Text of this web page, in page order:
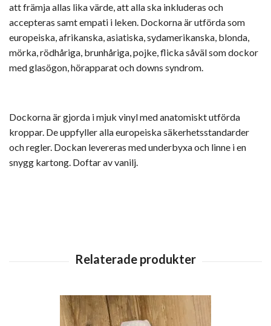
att främja allas lika värde, att alla ska inkluderas och
accepteras samt empati i leken. Dockorna är utförda som
europeiska, afrikanska, asiatiska, sydamerikanska, blonda,
mörka, rödhåriga, brunhåriga, pojke, flicka såväl som dockor
med glasögon, hörapparat och downs syndrom.
Dockorna är gjorda i mjuk vinyl med anatomiskt utförda
kroppar. De uppfyller alla europeiska säkerhetsstandarder
och regler. Dockan levereras med underbyxa och linne i en
snygg kartong. Doftar av vanilj.